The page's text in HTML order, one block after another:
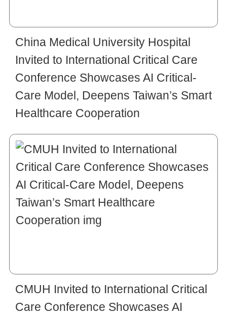
China Medical University Hospital
Invited to International Critical Care
Conference Showcases AI Critical-
Care Model, Deepens Taiwan’s Smart
Healthcare Cooperation
CMUH Invited to International Critical
Care Conference Showcases AI